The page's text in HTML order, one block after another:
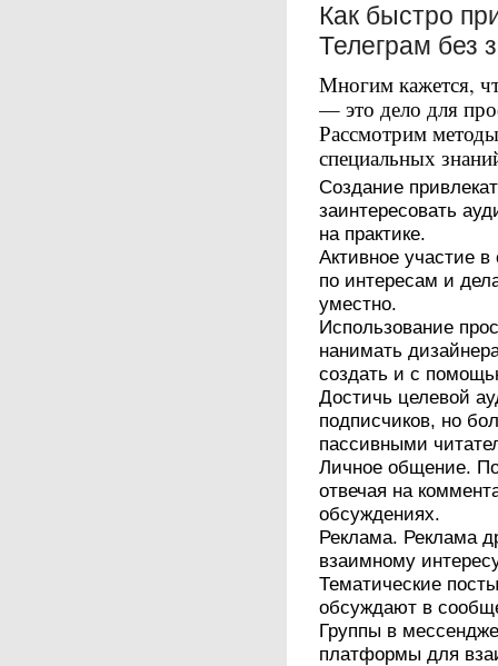
Как быстро
Телеграм без
Многим кажется,
— это дело для
Рассмотрим
специальных
Создание
заинтересовать
на практике.
Активное участие
по интересам и
уместно.
Использование
нанимать
создать и с
Достичь целевой
подписчиков, но
пассивными
Личное общение.
отвечая на
обсуждениях.
Реклама. Реклама
взаимному
Тематические
обсуждают в
Группы в
платформы для